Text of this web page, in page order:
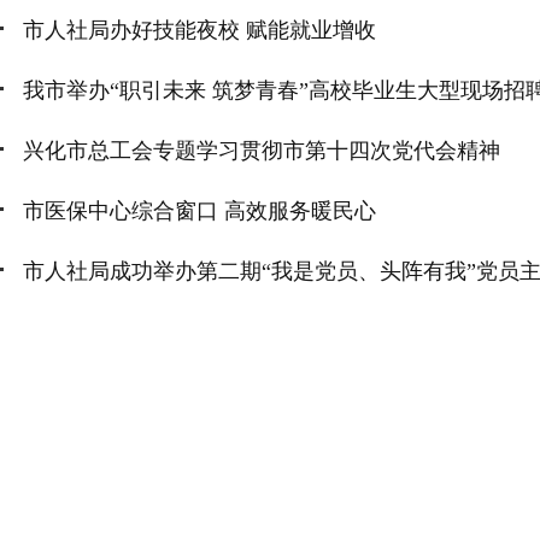
市人社局办好技能夜校 赋能就业增收
我市举办“职引未来 筑梦青春”高校毕业生大型现场招
兴化市总工会专题学习贯彻市第十四次党代会精神
市医保中心综合窗口 高效服务暖民心
市人社局成功举办第二期“我是党员、头阵有我”党员